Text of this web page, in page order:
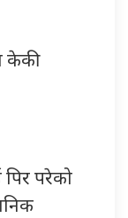
केकी
पिर परेको